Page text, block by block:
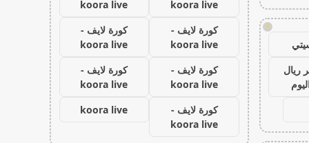
!
ريال
koora live
koora live
كورة لايف -
koora live
كورة لايف -
koora live
كورة لايف -
koora live
كورة لايف -
koora live
كورة لايف -
koora live
koora live